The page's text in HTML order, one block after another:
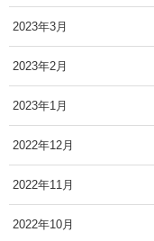
2023年3月
2023年2月
2023年1月
2022年12月
2022年11月
2022年10月